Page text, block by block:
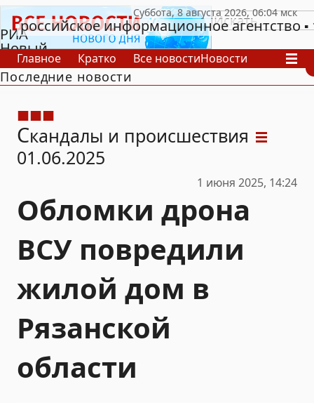
РИА
Новый
День
российское информационное агентство
Главное Кратко Все новостиНовости
В России
В мире
Последние новости
Скандалы и происшествия
01.06.2025
1 июня 2025, 14:24
Обломки дрона
ВСУ повредили
жилой дом в
Рязанской
области